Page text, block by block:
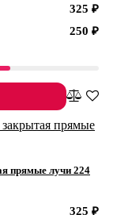
325 ₽
250 ₽
прямые лучи 224
325 ₽